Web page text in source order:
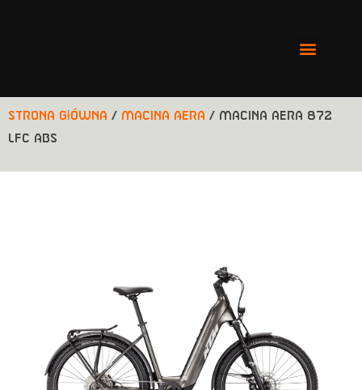
Strona główna / Macina Aera / MACINA AERA 872
LFC ABS